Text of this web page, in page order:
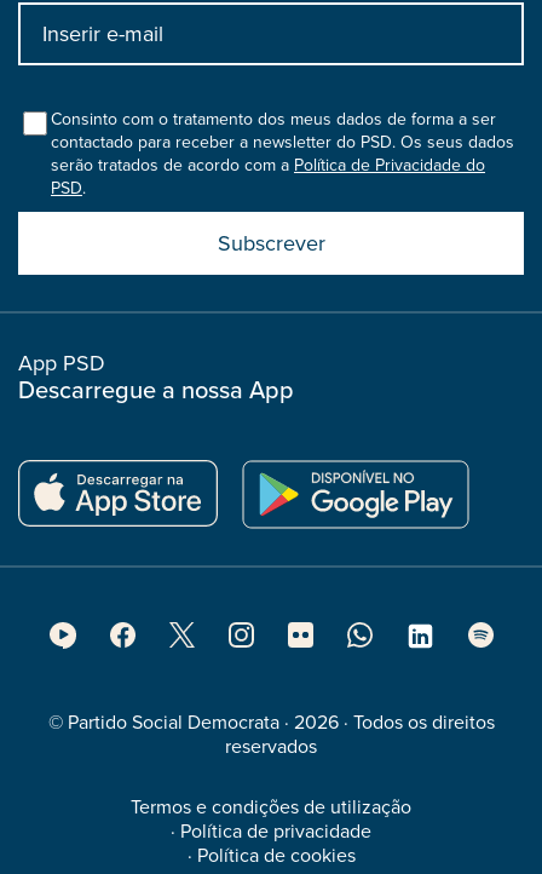
Input
bootstrap
colConsinto com o tratamento dos meus dados de forma a ser
contactado para receber a newsletter do PSD. Os seus dados
serão tratados de acordo com a Política de Privacidade do
PSD.
boostrap
col
App PSD
Descarregue a nossa App
© Partido Social Democrata · 2026 · Todos os direitos
reservados
Termos e condições de utilização
· Política de privacidade
· Política de cookies
Footer
Media